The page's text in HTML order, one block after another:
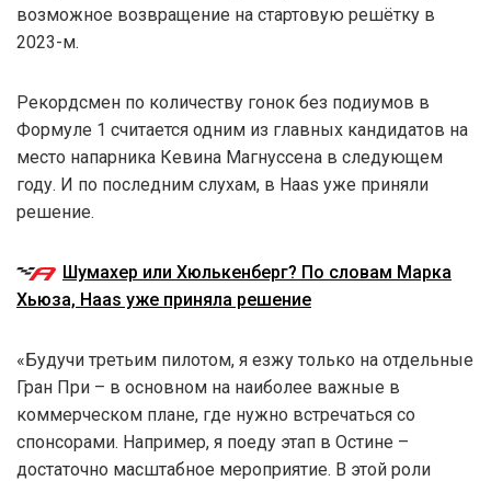
возможное возвращение на стартовую решётку в
2023-м.
Рекордсмен по количеству гонок без подиумов в
Формуле 1 считается одним из главных кандидатов на
место напарника Кевина Магнуссена в следующем
году. И по последним слухам, в Haas уже приняли
решение.
Шумахер или Хюлькенберг? По словам Марка
Хьюза, Haas уже приняла решение
«Будучи третьим пилотом, я езжу только на отдельные
Гран При – в основном на наиболее важные в
коммерческом плане, где нужно встречаться со
спонсорами. Например, я поеду этап в Остине –
достаточно масштабное мероприятие. В этой роли